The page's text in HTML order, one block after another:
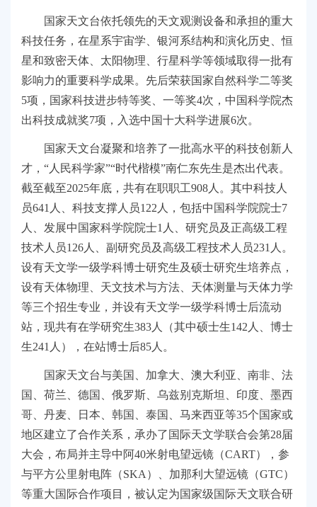
国家天文台依托领先的天文观测设备和承担的重大
科技任务，在星系宇宙学、银河系结构和演化历史、恒
星和致密天体、太阳物理、行星科学等领域取得一批有
影响力的重要科学成果。先后荣获国家自然科学二等奖
5项，国家科技进步特等奖、一等奖4次，中国科学院杰
出科技成就奖7项，入选中国十大科学进展6次。
国家天文台凝聚和培养了一批高水平的科技创新人
才，“人民科学家”“时代楷模”南仁东先生是杰出代表。
截至截至2025年底，共有在职职工908人。其中科技人
员641人、科技支撑人员122人，包括中国科学院院士7
人、发展中国家科学院院士1人、研究员及正高级工程
技术人员126人、副研究员及高级工程技术人员231人。
设有天文学一级学科博士研究生及硕士研究生培养点，
设有天体物理、天文技术与方法、天体测量与天体力学
等三个招生专业，并设有天文学一级学科博士后流动
站，现共有在学研究生383人（其中硕士生142人、博士
生241人），在站博士后85人。
国家天文台与美国、加拿大、澳大利亚、南非、法
国、荷兰、德国、俄罗斯、乌兹别克斯坦、印度、墨西
哥、丹麦、日本、韩国、泰国、马来西亚等35个国家或
地区建立了合作关系，承办了国际天文学联合会第28届
大会，布局并主导中阿40米射电望远镜（CART），参
与平方公里射电阵（SKA）、加那利大望远镜（GTC）
等重大国际合作项目，被认定为国家级国际天文联合研